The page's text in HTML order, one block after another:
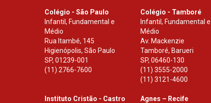
Colégio - São Paulo
Infantil, Fundamental e
Médio
Rua Itambé, 145
Higienópolis, São Paulo
SP, 01239-001
(11) 2766-7600
Colégio - Tamboré
Infantil, Fundamental e
Médio
Av. Mackenzie
Tamboré, Barueri
SP,06460-130
(11) 3555-2000
(11) 3121-4600
Instituto Cristão - Castro
Agnes – Recife